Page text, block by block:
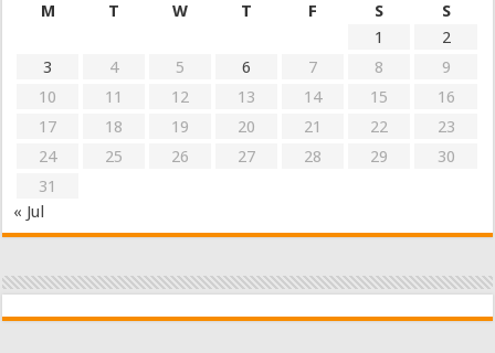
M
T W T F S
S
1
2
3
4 5 6 7 8
9
10
11 12 13 14 15
16
17
18 19 20 21 22
23
24
25 26 27 28 29
30
31
« Jul